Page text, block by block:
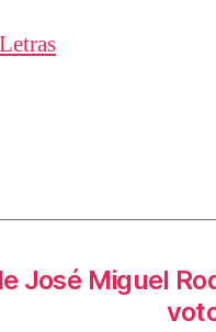
José Miguel